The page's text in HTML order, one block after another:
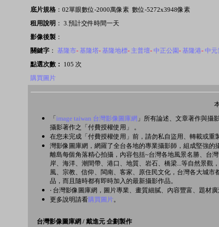
底片規格：02單眼數位-2000萬像素 數位-5272x3948像素
租用說明 ： 3.預計交件時間一天
影像後製：
關鍵字： 基隆市- 基隆塔- 基隆地標- 主普壇- 中正公園- 基隆港- 中元
點選次數： 105 次
購買圖片
「 image taiwan 台灣影像圖庫網 」所有論述、文章著作與攝
攝影著作之「付費授權使用」 。
在您未完成「付費授權使用」前，請勿私自盜用、轉載或
灣影像圖庫網，網羅了全台各地的專業攝影師，組成堅強
離島每個角落精心拍攝，內容包括~台灣各地風景名勝、台
岸、海洋、潮間帶、港口、地質、岩石、橋梁...等自然景觀
風、宗教、信仰、閩南、客家、原住民文化，台灣各大城
品，而且隨時都有即時加入的最新攝影作品。
‧ 台灣影像圖庫網，圖片專業、畫質細膩、內容豐富、題材
更多說明請看購買圖片。
台灣影像圖庫網 / 戴進元 企劃製作